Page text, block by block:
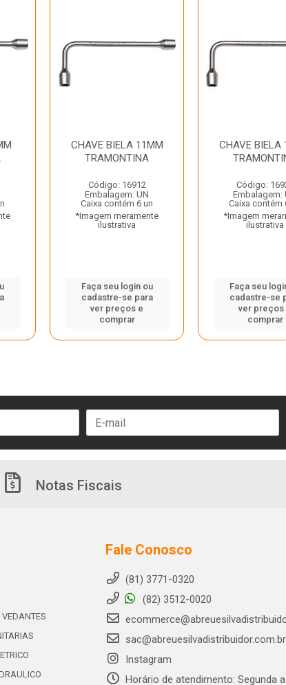
CHAVE BIELA 11MM
TRAMONTINA
Código: 16912
Embalagem: UN
Caixa contém 6 un
*Imagem meramente
ilustrativa
Faça seu login ou
cadastre-se para
ver preços e
comprar
CHAVE BIELA
Código:
Embalagem:
Caixa contém
*Imagem
ilustrativa
Faça seu
cadastre-se
ver preços
comprar
Notas Fiscais
Fale Conosco
(81) 3771-0320
(82) 3512-0020
sac@abreuesilvadistribuidor.com.br
Instagram
Horário de atendimento: Segunda